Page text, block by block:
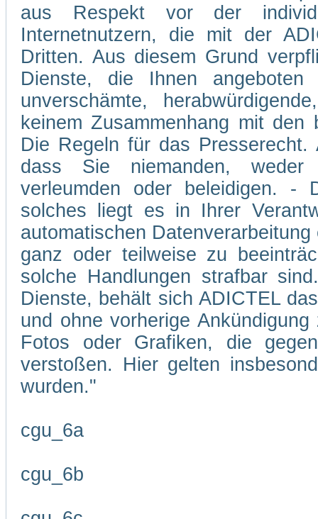
aus Respekt vor der
Internetnutzern, die mit der
Dritten. Aus diesem Grund
Dienste, die Ihnen angeboten
unverschämte,
keinem Zusammenhang mit
Die Regeln für das
dass Sie niemanden, weder
verleumden oder beleidigen. -
solches liegt es in Ihrer
automatischen
ganz oder teilweise zu
solche Handlungen strafbar
Dienste, behält sich ADICTEL
und ohne vorherige
Fotos oder Grafiken, die
verstoßen. Hier gelten
wurden."
cgu_6a
cgu_6b